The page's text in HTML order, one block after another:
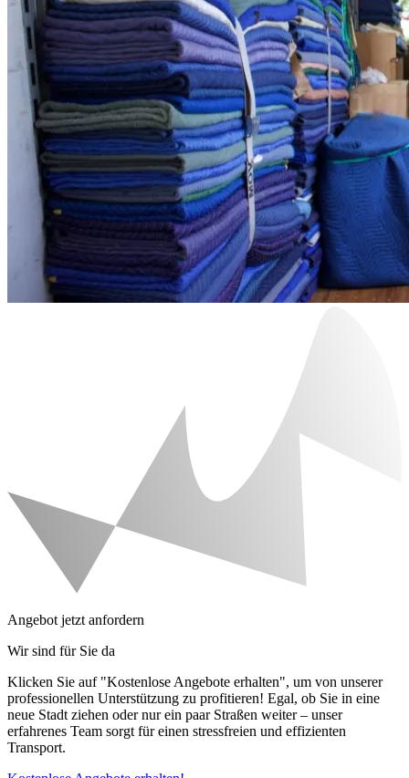
Angebot jetzt anfordern
Wir sind für Sie da
Klicken Sie auf "Kostenlose Angebote erhalten", um von unserer
professionellen Unterstützung zu profitieren! Egal, ob Sie in eine
neue Stadt ziehen oder nur ein paar Straßen weiter – unser
erfahrenes Team sorgt für einen stressfreien und effizienten
Transport.